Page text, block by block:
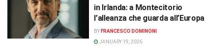
in Irlanda: a Montecitorio
l’alleanza che guarda all’Europa
BY FRANCESCO DOMINONI
JANUARY 19, 2026